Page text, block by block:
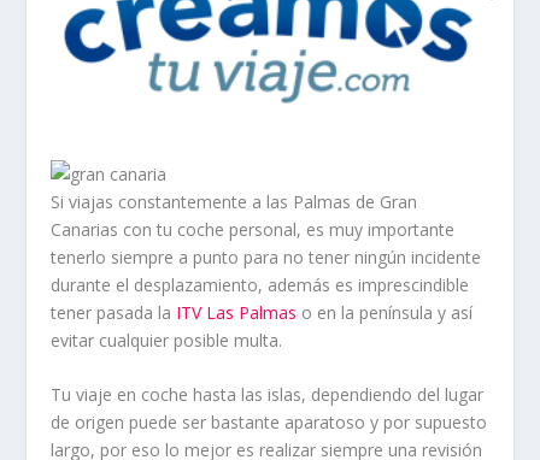
Si viajas constantemente a las Palmas de Gran
Canarias con tu coche personal, es muy importante
tenerlo siempre a punto para no tener ningún incidente
durante el desplazamiento, además es imprescindible
tener pasada la ITV Las Palmas o en la península y así
evitar cualquier posible multa.
Tu viaje en coche hasta las islas, dependiendo del lugar
de origen puede ser bastante aparatoso y por supuesto
largo, por eso lo mejor es realizar siempre una revisión